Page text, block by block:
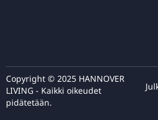
Copyright © 2025 HANNOVER
LIVING - Kaikki oikeudet
pidätetään.